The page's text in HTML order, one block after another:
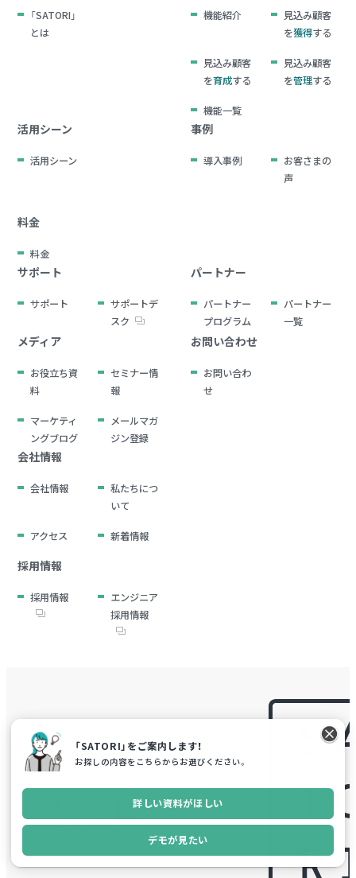
「SATORI」
とは
機能紹介
見込み顧客
を獲得する
見込み顧客
を育成する
見込み顧客
を管理する
機能一覧
活用シーン
活用シーン
事例
導入事例
お客さまの
声
料金
料金
サポート
サポート
サポートデ
スク
パートナー
パートナー
プログラム
パートナー
一覧
メディア
お役立ち資
料
セミナー情
報
マーケティ
ングブログ
メールマガ
ジン登録
お問い合わせ
お問い合わ
せ
会社情報
会社情報
私たちにつ
いて
アクセス 新着情報
採用情報
採用情報
エンジニア
採用情報
情報セキュリティ方針
「SATORI」をご案内します！
お探しの内容をこちらからお選びください。
詳しい資料がほしい
デモが見たい